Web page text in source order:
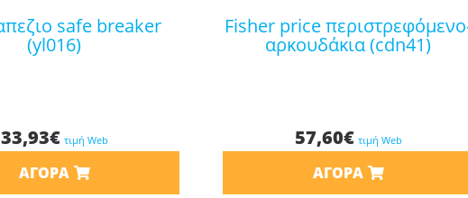
(yl016)
33,93€ τιμή Web
ΑΓΟΡΆ
fisher price περιστρεφόμενο-
αρκουδάκια (cdn41)
57,60€ τιμή Web
ΑΓΟΡΆ